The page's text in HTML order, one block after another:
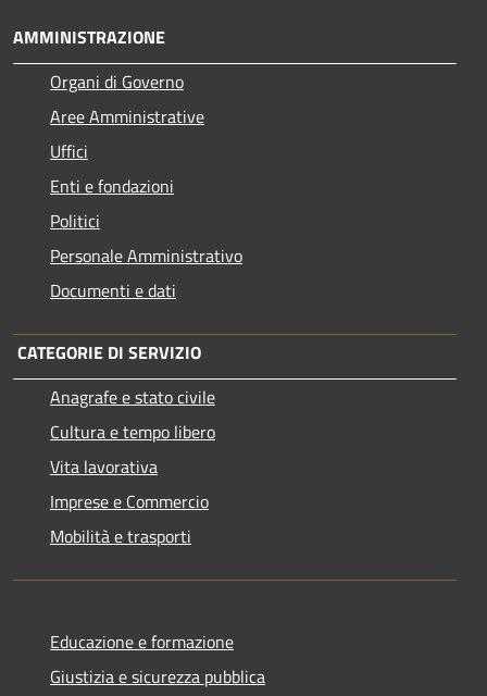
AMMINISTRAZIONE
Organi di Governo
Aree Amministrative
Uffici
Enti e fondazioni
Politici
Personale Amministrativo
Documenti e dati
CATEGORIE DI SERVIZIO
Anagrafe e stato civile
Cultura e tempo libero
Vita lavorativa
Imprese e Commercio
Mobilità e trasporti
Educazione e formazione
Giustizia e sicurezza pubblica